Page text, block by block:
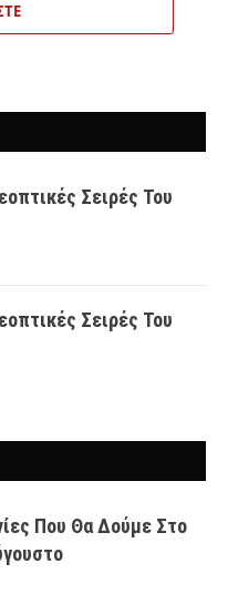
Σειρές Του
Σειρές Του
Που Θα Δούμε Στο